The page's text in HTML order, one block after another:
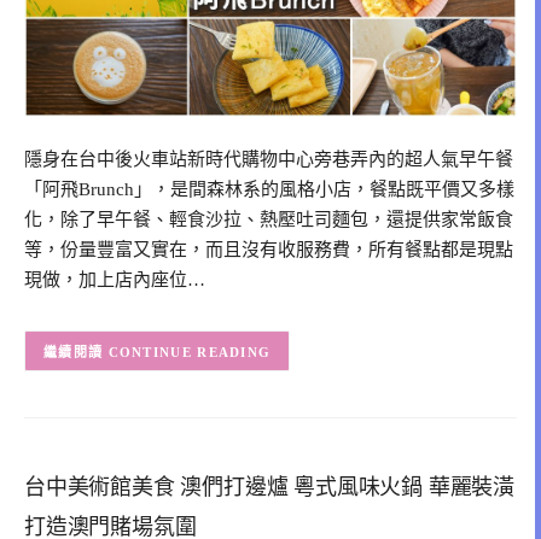
隱身在台中後火車站新時代購物中心旁巷弄內的超人氣早午餐
「阿飛Brunch」，是間森林系的風格小店，餐點既平價又多樣
化，除了早午餐、輕食沙拉、熱壓吐司麵包，還提供家常飯食
等，份量豐富又實在，而且沒有收服務費，所有餐點都是現點
現做，加上店內座位…
CONTINUE READING
台中美術館美食 澳們打邊爐 粵式風味火鍋 華麗裝潢
打造澳門賭場氛圍